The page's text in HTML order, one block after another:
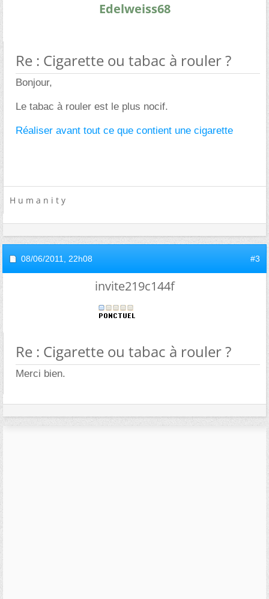
Edelweiss68
Re : Cigarette ou tabac à rouler ?
Bonjour,
Le tabac à rouler est le plus nocif.
Réaliser avant tout ce que contient une cigarette
H u m a n i t y
08/06/2011, 22h08 #3
invite219c144f
Re : Cigarette ou tabac à rouler ?
Merci bien.